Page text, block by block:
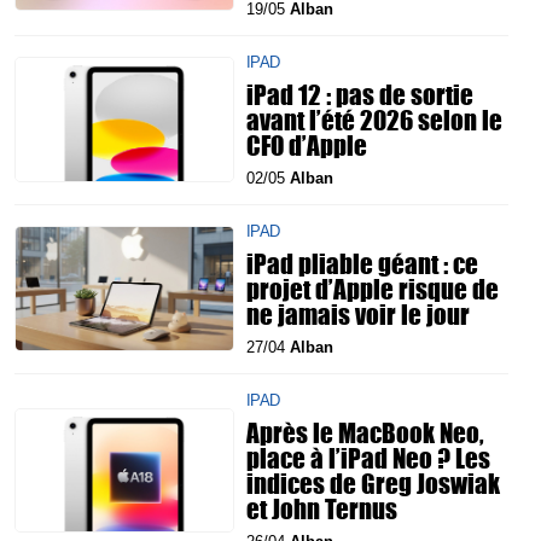
19/05 Alban
IPAD
iPad 12 : pas de sortie
avant l’été 2026 selon le
CFO d’Apple
02/05 Alban
IPAD
iPad pliable géant : ce
projet d’Apple risque de
ne jamais voir le jour
27/04 Alban
IPAD
Après le MacBook Neo,
place à l’iPad Neo ? Les
indices de Greg Joswiak
et John Ternus